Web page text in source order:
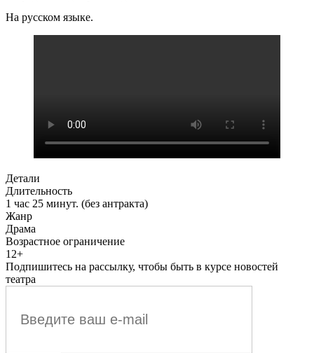
На русском языке.
Детали
Длительность
1 час 25 минут. (без антракта)
Жанр
Драма
Возрастное ограничение
12+
Подпишитесь на рассылку, чтобы быть в курсе новостей
театра